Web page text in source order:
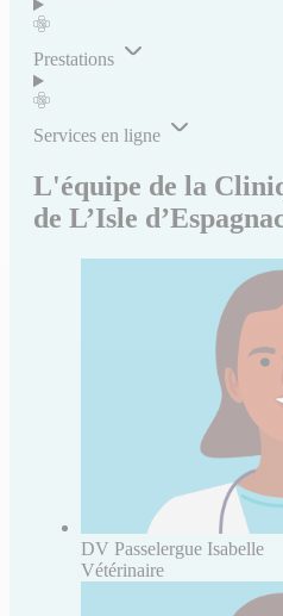
Prestations
Services en ligne
L'équipe de la
de L’Isle
DV Passelergue Isabelle
Vétérinaire